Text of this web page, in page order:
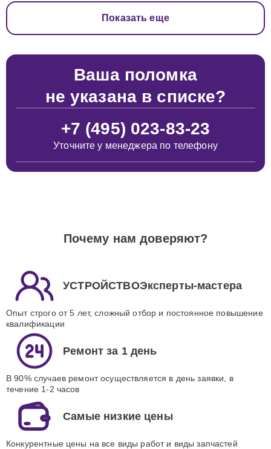
Показать еще
Ваша поломка
не указана в списке?
+7 (495) 023-83-23
Уточните у менеджера по телефону
Почему нам доверяют?
УСТРОЙСТВОЭксперты-мастера
Опыт строго от 5 лет, сложный отбор и постоянное повышение
квалификации
Ремонт за 1 день
В 90% случаев ремонт осуществляется в день заявки, в
течение 1-2 часов
Самые низкие цены
Конкурентные цены на все виды работ и виды запчастей